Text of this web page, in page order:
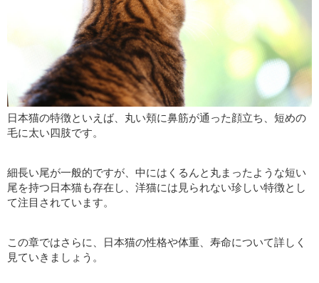
日本猫の特徴といえば、丸い頬に鼻筋が通った顔立ち、短めの
毛に太い四肢です。
細長い尾が一般的ですが、中にはくるんと丸まったような短い
尾を持つ日本猫も存在し、洋猫には見られない珍しい特徴とし
て注目されています。
この章ではさらに、日本猫の性格や体重、寿命について詳しく
見ていきましょう。